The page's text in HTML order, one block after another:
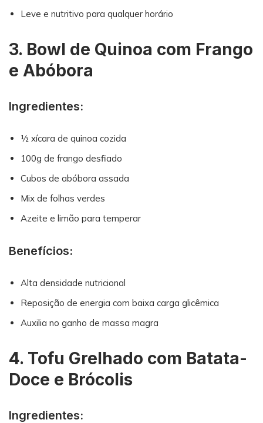
Leve e nutritivo para qualquer horário
3. Bowl de Quinoa com Frango
e Abóbora
Ingredientes:
½ xícara de quinoa cozida
100g de frango desfiado
Cubos de abóbora assada
Mix de folhas verdes
Azeite e limão para temperar
Benefícios:
Alta densidade nutricional
Reposição de energia com baixa carga glicêmica
Auxilia no ganho de massa magra
4. Tofu Grelhado com Batata-
Doce e Brócolis
Ingredientes: